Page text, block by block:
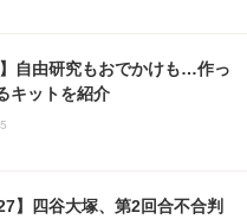
】自由研究もおでかけも…作っ
キットを紹介
】四谷大塚、第2回合不合判